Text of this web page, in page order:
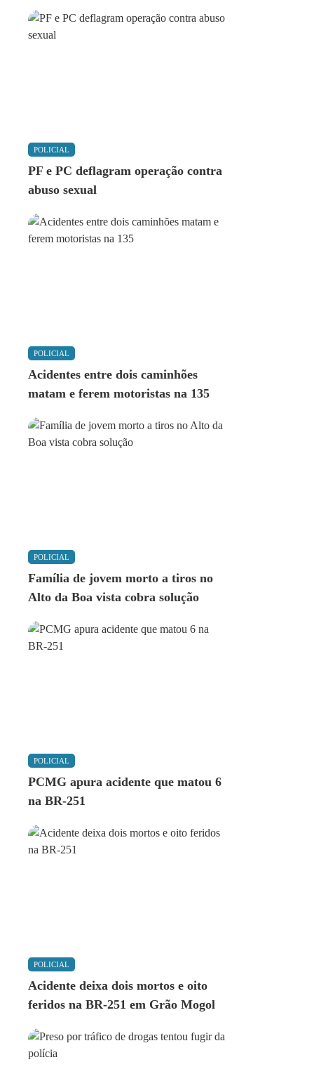
POLICIAL
PF e PC deflagram operação contra
abuso sexual
POLICIAL
Acidentes entre dois caminhões
matam e ferem motoristas na 135
POLICIAL
Família de jovem morto a tiros no
Alto da Boa vista cobra solução
POLICIAL
PCMG apura acidente que matou 6
na BR-251
POLICIAL
Acidente deixa dois mortos e oito
feridos na BR-251 em Grão Mogol